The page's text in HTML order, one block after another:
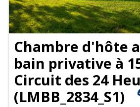
Chambre d'hôte
bain privative à
Circuit des 24
(LMBB_2834_S1)